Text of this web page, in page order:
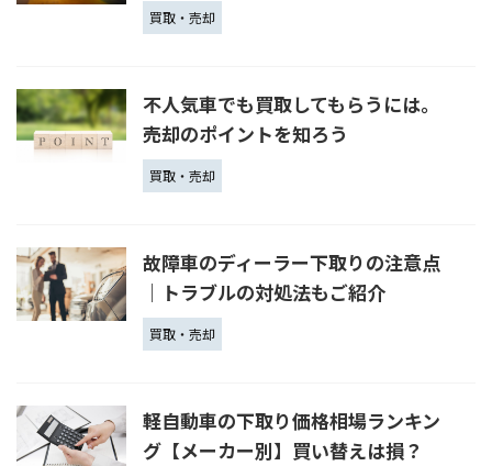
買取・売却
不人気車でも買取してもらうには。
売却のポイントを知ろう
買取・売却
故障車のディーラー下取りの注意点
｜トラブルの対処法もご紹介
買取・売却
軽自動車の下取り価格相場ランキン
グ【メーカー別】買い替えは損？